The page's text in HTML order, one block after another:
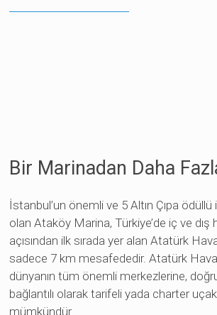
veren siteler
Bir Marinadan Daha
İstanbul’un önemli ve 5 Altın Çıpa ödüllü
olan Ataköy Marina, Türkiye’de iç ve dış
açısından ilk sırada yer alan Atatürk
sadece 7 km mesafededir. Atatürk
dünyanın tüm önemli merkezlerine,
bağlantılı olarak tarifeli yada charter
mümkündür.